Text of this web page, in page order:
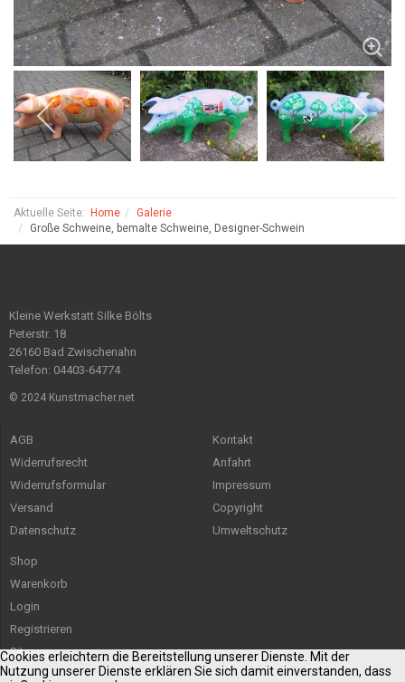
Aktuelle Seite: Home
Galerie
Große Schweine, bemalte Schweine, Designer-Schwein
Kleine Werkstatt Silke Bölts
Peterstr. 18
26160 Bad Zwischenahn
Telefon: 04403-64774
© 2024 Kunstmacher.net
AGB
Widerrufsrecht
Widerrufsformular
Versand
Datenschutz
Kontakt
Anfahrt
Impressum
Copyright
Umweltschutz
Shop
Warenkorb
Login
Registrieren
Sitemap
Cookies erleichtern die Bereitstellung unserer Dienste. Mit der
Nutzung unserer Dienste erklären Sie sich damit einverstanden, dass